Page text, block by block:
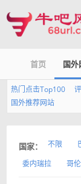
首页 国外
热门点击Top100
国外推荐网站
国家： 不限
委内瑞拉
哥